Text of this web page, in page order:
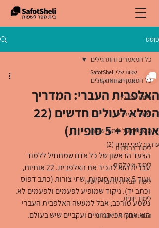
פוסט
כל המאמרים והתרגילים
לימוד אנגלית
לימוד ספרדית
מאמרים על לימוד שפות
לימוד צרפתית
לימוד איטלקית
לימוד עברית לדוברי רוסית
לימוד יוונית
הבנת הנקרא באנגלית
כל המאמרים והתרגילים
האלפבית העברי: המדריך
המלא לעולים חדשים (22
אותיות + 5 סופיות)
שפות שלי SafotSheli
זמן קריאה 4 דקות
עודכן:לפני יומיים (2)
הצעד הראשון של כל אדם שמתחיל ללמוד
עברית הוא להכיר את האלפבית. 22 אותיות,
ועוד 5 אותיות סופיות. שתי צורות (כתב דפוס
וכתב יד). ניקוד שמופיע לפעמים ולפעמים לא.
נשמע מורכב, אבל למעשה האלפבית העברי
הוא אחד הכי הגיוניים ועקביים שיש בעולם.